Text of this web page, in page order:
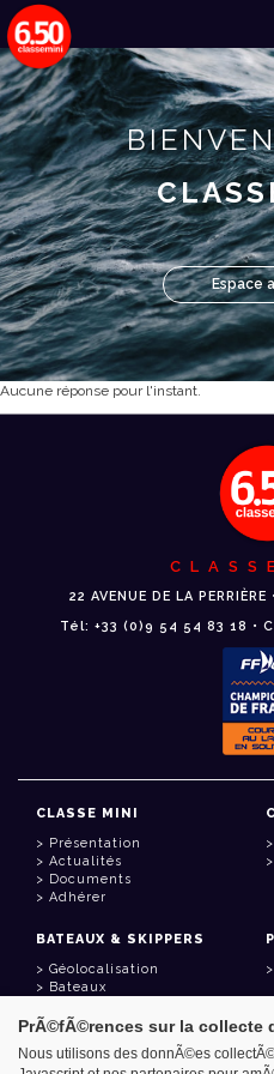
Espace
Aucune réponse pour l'instant.
22 AVENUE DE LA
Tél: +33 (0)9 54 54 83 18 •
CLASSE MINI
Présentation
Actualités
Documents
Adhérer
BATEAUX & SKIPPERS
Géolocalisation
Bateaux
LIENS UTILES
PrÃ©fÃ©rences sur la collecte
Nous utilisons des donnÃ©es